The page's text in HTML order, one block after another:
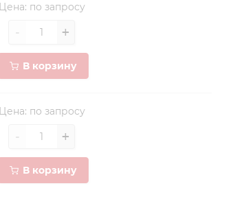
Цена: по запросу
В корзину
Цена: по запросу
В корзину